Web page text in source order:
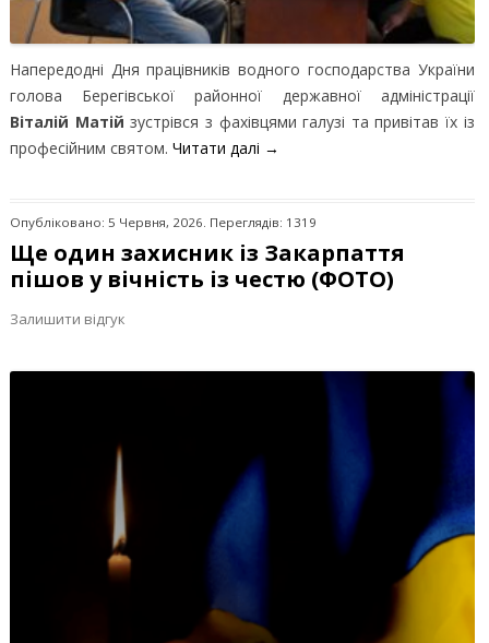
Напередодні Дня працівників водного господарства України
голова Берегівської районної державної адміністрації
Віталій Матій зустрівся з фахівцями галузі та привітав їх із
професійним святом. Читати далі →
Опубліковано: 5 Червня, 2026. Переглядів: 1319
Ще один захисник із Закарпаття
пішов у вічність із честю (ФОТО)
Залишити відгук